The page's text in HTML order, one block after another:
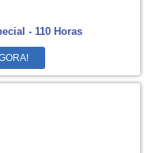
- 110 Horas